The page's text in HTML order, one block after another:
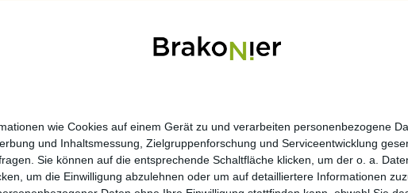
wie Cookies auf einem Gerät zu und verarbeiten personenbezogene
und Inhaltsmessung, Zielgruppenforschung und Serviceentwicklung
Sie können auf die entsprechende Schaltfläche klicken, um der o. a.
um die Einwilligung abzulehnen oder um auf detailliertere Informationen